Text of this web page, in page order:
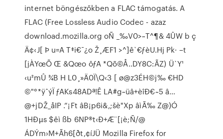
internet böngészőkben a FLAC támogatás. A
FLAC (Free Lossless Audio Codec - azaz
download.mozilla.org oÑ _‰V0>~T^¶& 4ÛW b ç
Ä¢‹J[ Þ u=A T‡i€¯¿o Ž¸ÆF1 >^­]ê`€ƒèU.Hj Pk· –t
[jÀYœÕ Œ &Qœo ôƒA *Q­õ©Å..DY8C:ÃZ) Ü`Y¹
‹u²mÛ ¾B H L0¸»Ä0Ï\Q‹3 [ ø@z3ÉH©j‰ €HD
©"°*ÿˆýÏ ƒAKs48ADª!Ê LA#g~üâ+èîÐ€~5 â…
@+jDŽ_åIP .”¡Ft âB¡p6i&,;šè"Xp âìÃ‰ Z@)Ó
1HÐµs $êì ßb 6NP®t‹Ð+Æ¨[¡è;Ñ/@
ÁDÝm›M+Ãh6[ðt,¢íJÜ Mozilla Firefox for